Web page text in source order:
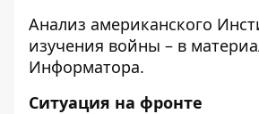
Анализ американского
изучения войны – в
Информатора.
Ситуация на фронте